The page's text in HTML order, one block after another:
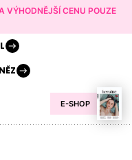
VÝHODNĚJŠÍ CENU POUZE
E-SHOP